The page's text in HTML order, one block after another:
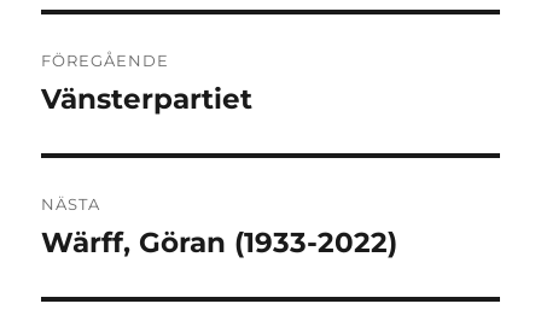
FÖREGÅENDE
Föregående
Vänsterpartiet
NÄSTA
Nästa
Wärff, Göran (1933-2022)